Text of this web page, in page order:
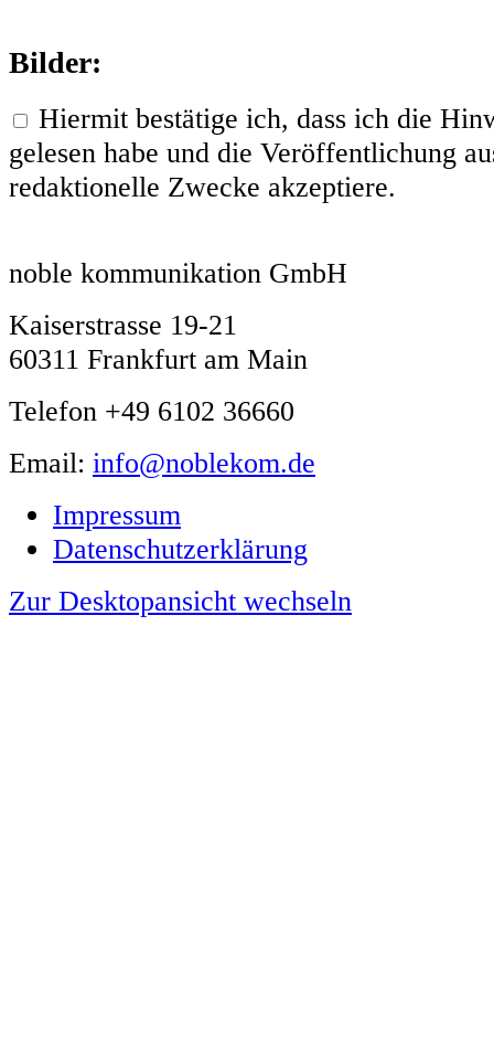
Bilder:
Hiermit bestätige ich, dass ich die
gelesen habe und die Veröffentlichung
redaktionelle Zwecke akzeptiere.
noble kommunikation GmbH
Kaiserstrasse 19-21
60311 Frankfurt am Main
Telefon +49 6102 36660
Email: info@noblekom.de
Impressum
Datenschutzerklärung
Zur Desktopansicht wechseln